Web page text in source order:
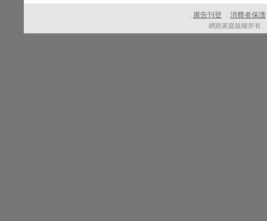
． 廣告刊登 ． 消費者保護
網路家庭版權所有